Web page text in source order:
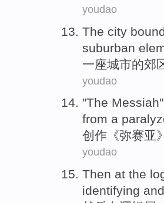
youdao
The city
suburban
一座城市的郊
youdao
"The Messiah
from a
创作《弥赛亚
youdao
Then at the
identifying and